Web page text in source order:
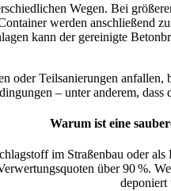
Wegen. Bei
werden anschließend
kann der gereinigte
oder Teilsanierungen
– unter anderem, dass
Warum ist eine
im Straßenbau oder
über 90 %.
deponiert